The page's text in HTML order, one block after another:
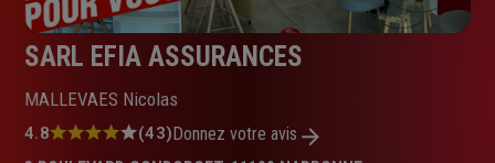
SARL EFIA ASSURANCES
MALLEVAES Nicolas
Note
4.8 (43)Donnez votre avis